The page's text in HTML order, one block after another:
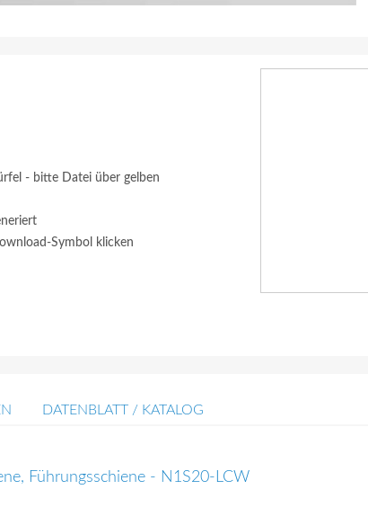
- bitte Datei über gelben
Symbol klicken
DATENBLATT / KATALOG
Führungsschiene - N1S20-LCW